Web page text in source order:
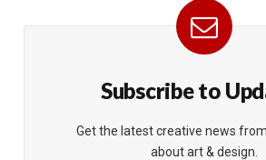
Subscribe to
Get the latest creative news
about art & design.